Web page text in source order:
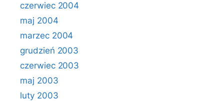
czerwiec 2004
maj 2004
marzec 2004
grudzień 2003
czerwiec 2003
maj 2003
luty 2003